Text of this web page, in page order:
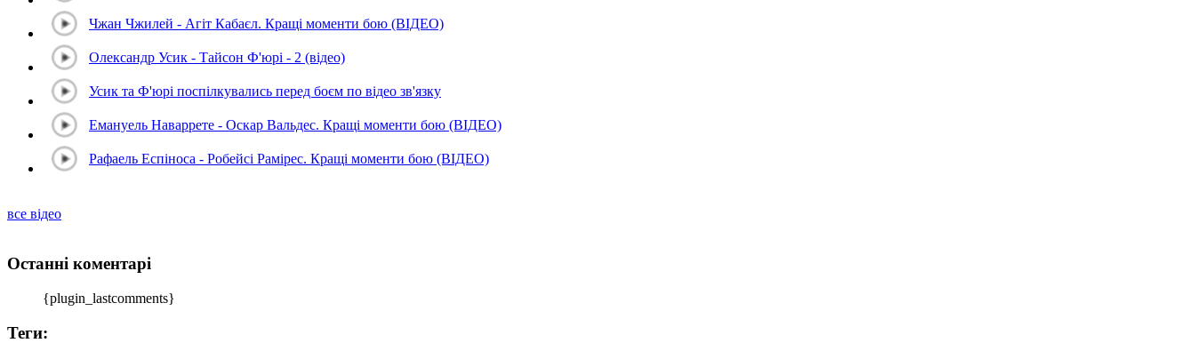
Чжан Чжилей - Агіт Кабаєл. Кращі моменти бою (ВІДЕО)
Олександр Усик - Тайсон Ф'юрі - 2 (відео)
Усик та Ф'юрі поспілкувались перед боєм по відео зв'язку
Емануель Наваррете - Оскар Вальдес. Кращі моменти бою (ВІДЕО)
Рафаель Еспіноса - Робейсі Рамірес. Кращі моменти бою (ВІДЕО)
все відео
Останні коментарі
{plugin_lastcomments}
Теги: